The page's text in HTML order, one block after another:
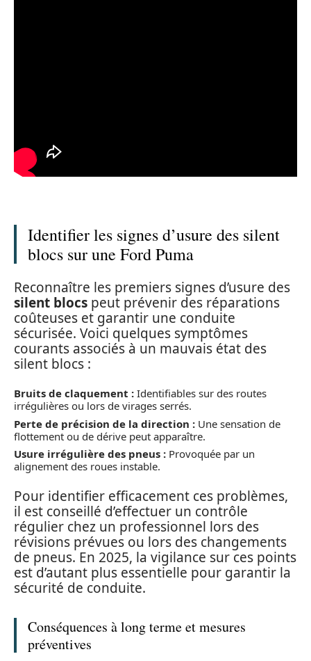
Identifier les signes d’usure des silent
blocs sur une Ford Puma
Reconnaître les premiers signes d’usure des
silent blocs peut prévenir des réparations
coûteuses et garantir une conduite
sécurisée. Voici quelques symptômes
courants associés à un mauvais état des
silent blocs :
Bruits de claquement : Identifiables sur des routes
irrégulières ou lors de virages serrés.
Perte de précision de la direction : Une sensation de
flottement ou de dérive peut apparaître.
Usure irrégulière des pneus : Provoquée par un
alignement des roues instable.
Pour identifier efficacement ces problèmes,
il est conseillé d’effectuer un contrôle
régulier chez un professionnel lors des
révisions prévues ou lors des changements
de pneus. En 2025, la vigilance sur ces points
est d’autant plus essentielle pour garantir la
sécurité de conduite.
Conséquences à long terme et mesures
préventives